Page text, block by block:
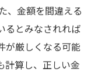
、金額を間違える
るとみなされれば
が厳しくなる可能
計算し、正しい金